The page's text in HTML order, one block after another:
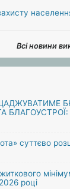
Всі новини
суттєво
році